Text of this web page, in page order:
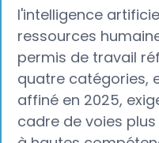
l'intelligence
ressources
permis de travail
quatre catégories,
affiné en 2025,
cadre de voies